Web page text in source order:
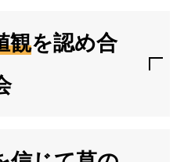
観を認め合